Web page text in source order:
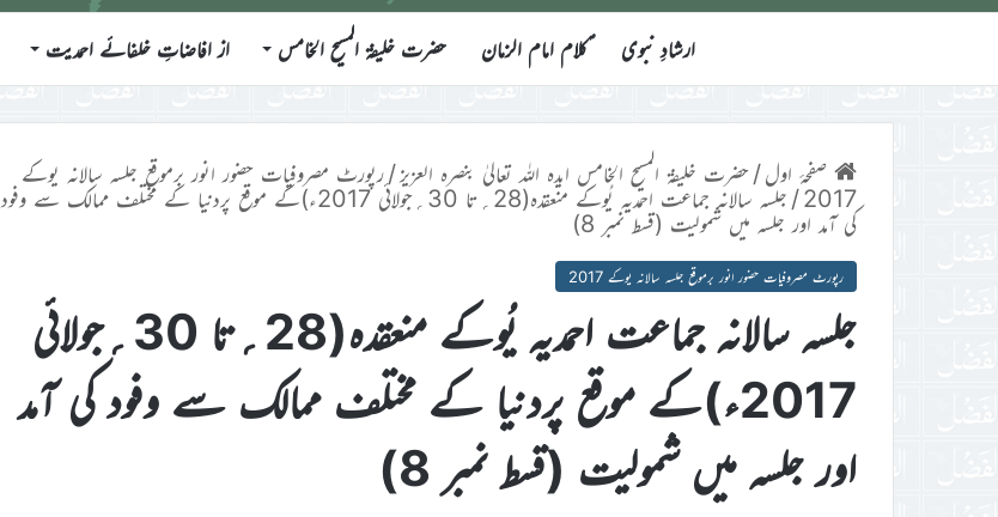
ارشادِ نبوی ؑکلام امام الزمان حضرت خلیفۃ المسیح الخامس از افاضاتِ خلفائے احمدیت
صفحۂ اول/حضرت خلیفۃ المسیح الخامس ایدہ اللہ تعالیٰ بنصرہ العزیز/رپورٹ مصروفیات حضور انور برموقع جلسہ سالانہ یوکے
2017
/
جلسہ سالانہ جماعت احمدیہ یُوکے منعقدہ(28؍تا 30؍جولائی 2017ء)کے موقع پردنیا کے مختلف ممالک سے وفود
کی آمد اور جلسہ میں شمولیت (قسط نمبر 8)
رپورٹ مصروفیات حضور انور برموقع جلسہ سالانہ یوکے 2017
جلسہ سالانہ جماعت احمدیہ یُوکے منعقدہ(28؍تا 30؍جولائی
2017ء)کے موقع پردنیا کے مختلف ممالک سے وفود کی آمد
اور جلسہ میں شمولیت (قسط نمبر 8)